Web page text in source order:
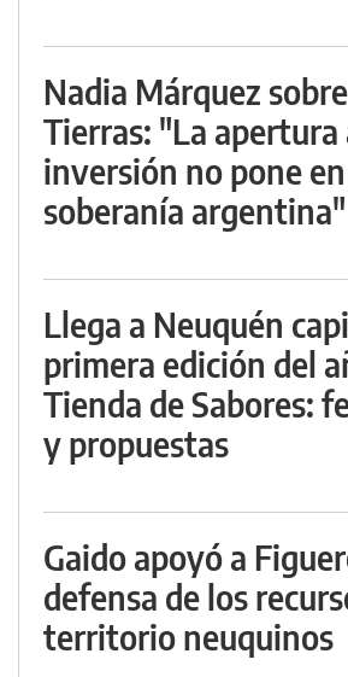
Nadia Márquez
Tierras: "La apertura
inversión no pone
soberanía argentina"
Llega a Neuquén
primera edición del
Tienda de Sabores:
y propuestas
Gaido apoyó a
defensa de los
territorio neuquinos